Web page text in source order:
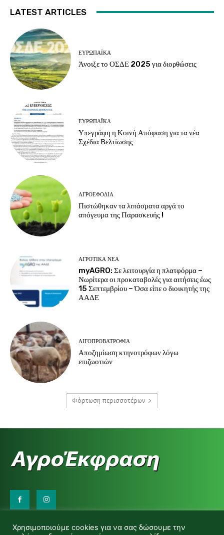
LATEST ARTICLES
ΕΥΡΩΠΑΪΚΆ
Άνοιξε το ΟΣΔΕ 2025 για διορθώσεις
ΕΥΡΩΠΑΪΚΆ
Υπεγράφη η Κοινή Απόφαση για τα νέα
Σχέδια Βελτίωσης
ΑΓΡΟΕΦΌΔΙΑ
Πιστώθηκαν τα λιπάσματα αργά το
απόγευμα της Παρασκευής !
ΑΓΡΟΤΙΚΆ ΝΈΑ
myAGRO: Σε λειτουργία η πλατφόρμα –
Νωρίτερα οι προκαταβολές για αιτήσεις έως
15 Σεπτεμβρίου – Όσα είπε ο διοικητής της
ΑΑΔΕ
ΑΙΓΟΠΡΟΒΑΤΡΟΦΊΑ
Αποζημίωση κτηνοτρόφων λόγω
επιζωοτιών
Φόρτωση περισσοτέρων
d.makas@yahoo.gr
Χρησιμοποιούμε cookies για να σας δώσουμε την